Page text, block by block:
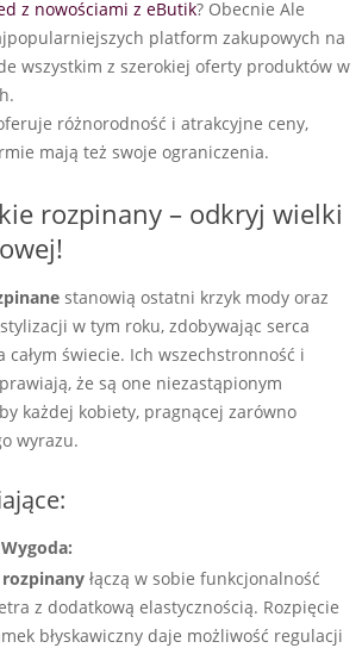
z nowościami z eButik? Obecnie Ale
platform zakupowych na
wszystkim z szerokiej oferty produktów w
różnorodność i atrakcyjne ceny,
mają też swoje ograniczenia.
rozpinany – odkryj wielki
stanowią ostatni krzyk mody oraz
w tym roku, zdobywając serca
świecie. Ich wszechstronność i
że są one niezastąpionym
każdej kobiety, pragnącej zarówno
wyrazu.
łączą w sobie funkcjonalność
z dodatkową elastycznością. Rozpięcie
błyskawiczny daje możliwość regulacji